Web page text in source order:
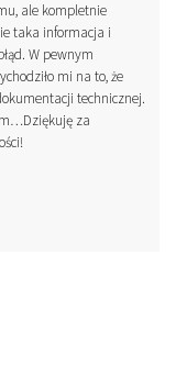
ale kompletnie
taka informacja i
W pewnym
mi na to, że
technicznej.
za